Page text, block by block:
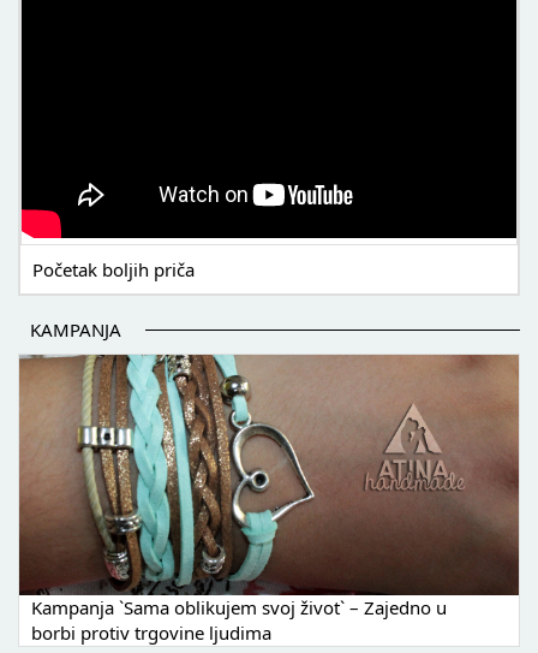
Početak boljih priča
KAMPANJA
Kampanja `Sama oblikujem svoj život` – Zajedno u
borbi protiv trgovine ljudima